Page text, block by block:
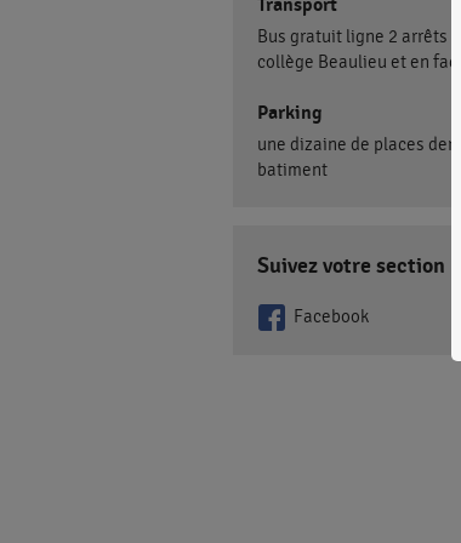
Bus gratuit ligne 2 arrêts
collège Beaulieu et en
Parking
une dizaine de places
batiment
Suivez votre section
Facebook